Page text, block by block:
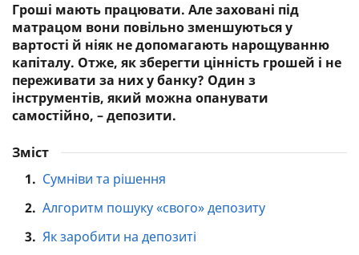
Гроші мають працювати. Але заховані під
матрацом вони повільно зменшуються у
вартості й ніяк не допомагають нарощуванню
капіталу. Отже, як зберегти цінність грошей і не
переживати за них у банку? Один з
інструментів, який можна опанувати
самостійно, – депозити.
Зміст
1. Сумніви та рішення
2. Алгоритм пошуку «свого» депозиту
3. Як заробити на депозиті